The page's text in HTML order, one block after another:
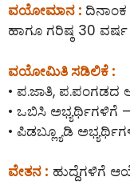
ವಯೋಮಾನ : ದಿನಾಂಕ
ಹಾಗೂ ಗರಿಷ್ಠ 30
ವಯೋಮಿತಿ ಸಡಿಲಿಕೆ :
• ಪ.ಜಾತಿ, ಪ.ಪಂಗಡದ
• ಒಬಿಸಿ ಅಭ್ಯರ್ಥಿಗಳಿಗೆ
• ಪಿಡಬ್ಲ್ಯೂಡಿ
ವೇತನ : ಹುದ್ದೆಗಳಿಗೆ